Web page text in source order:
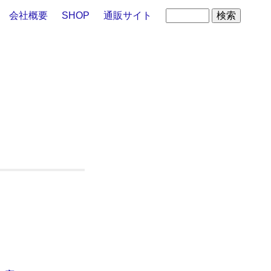
会社概要 SHOP 通販サイト